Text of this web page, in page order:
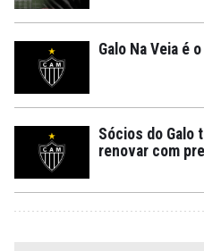
Galo Na Veia é
Sócios do Galo
renovar com